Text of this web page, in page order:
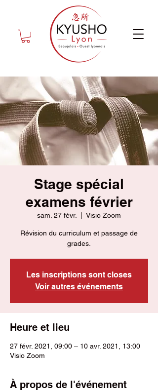
Stage spécial
examens février
sam. 27 févr. Visio Zoom
Révision du curriculum et passage de
grades.
Les inscriptions sont closes
Voir autres événements
Heure et lieu
27 févr. 2021, 09:00 – 10 avr. 2021, 13:00
Visio Zoom
À propos de l'événement